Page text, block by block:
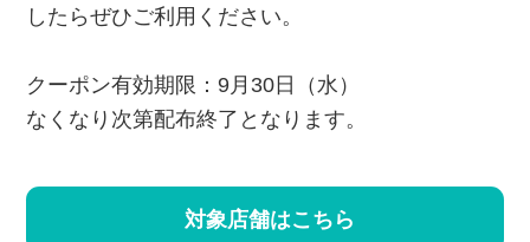
したらぜひご利用ください。
クーポン有効期限：9月30日（水）
なくなり次第配布終了となります。
対象店舗はこちら